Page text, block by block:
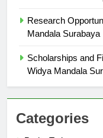
Research
Scholarships and
Categories